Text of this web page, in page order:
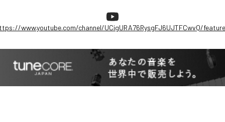
www.youtube.com/channel/UCigURA76RysgFJ6UJTFCwvQ/